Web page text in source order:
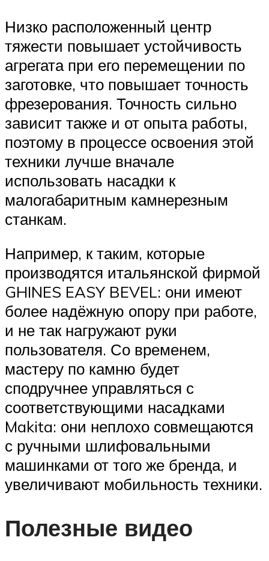
Низко расположенный центр
тяжести повышает устойчивость
агрегата при его перемещении по
заготовке, что повышает точность
фрезерования. Точность сильно
зависит также и от опыта работы,
поэтому в процессе освоения этой
техники лучше вначале
использовать насадки к
малогабаритным камнерезным
станкам.
Например, к таким, которые
производятся итальянской фирмой
GHINES EASY BEVEL: они имеют
более надёжную опору при работе,
и не так нагружают руки
пользователя. Со временем,
мастеру по камню будет
сподручнее управляться с
соответствующими насадками
Makita: они неплохо совмещаются
с ручными шлифовальными
машинками от того же бренда, и
увеличивают мобильность техники.
Полезные видео